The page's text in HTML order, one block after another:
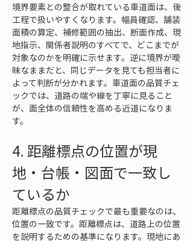
境界要素との整合が取れている車道面は、後
工程で扱いやすくなります。幅員確認、舗装
面積の算定、補修範囲の抽出、断面作成、現
地指示、関係者説明のすべてで、どこまでが
対象なのかを明確に示せます。逆に境界が曖
昧なままだと、同じデータを見ても担当者に
よって判断が分かれます。車道面の品質チェ
ックでは、道路の端や線を丁寧に見ること
が、面全体の信頼性を高める近道になりま
す。
4. 距離標点の位置が現
地・台帳・図面で一致し
ているか
距離標点の品質チェックで最も重要なのは、
位置の一致です。距離標点は、道路上の位置
を説明するための基準になります。現地にあ